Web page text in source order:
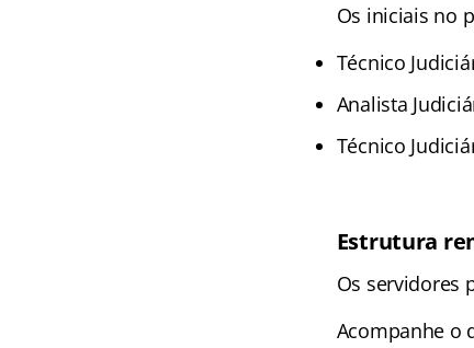
Os iniciais no
Técnico
Analista
Técnico
Estrutura
Os servidores
Acompanhe o